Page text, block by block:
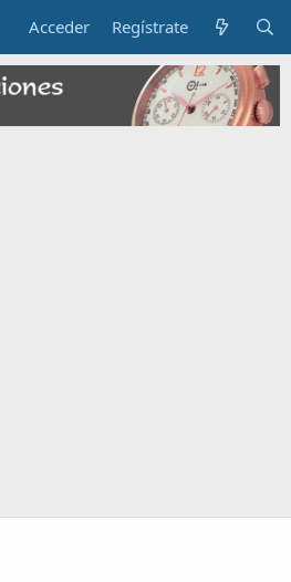
Acceder Regístrate